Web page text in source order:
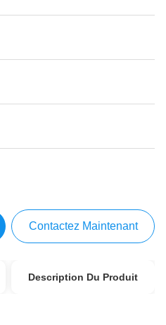
Contactez Maintenant
Description Du Produit